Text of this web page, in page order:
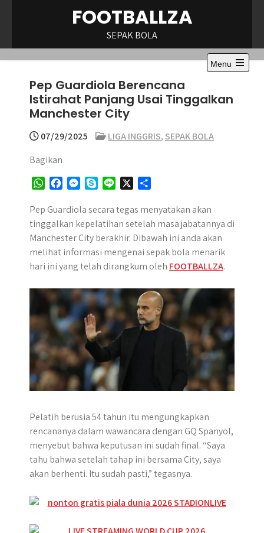
FOOTBALLZA
SEPAK BOLA
Menu
Open
menu
Pep Guardiola Berencana
Istirahat Panjang Usai Tinggalkan
Manchester City
07/29/2025 LIGA INGGRIS, SEPAK BOLA
Bagikan
W
a
t
s
A
p
c
e
b
o
M
s
s
e
n
g
r
y
p
e
n
e
a
r
e
Pep Guardiola secara tegas menyatakan akan
tinggalkan kepelatihan setelah masa jabatannya di
Manchester City berakhir. Dibawah ini anda akan
melihat informasi mengenai sepak bola menarik
hari ini yang telah dirangkum oleh FOOTBALLZA.
Pelatih berusia 54 tahun itu mengungkapkan
rencananya dalam wawancara dengan GQ Spanyol,
menyebut bahwa keputusan ini sudah final. “Saya
tahu bahwa setelah tahap ini bersama City, saya
akan berhenti. Itu sudah pasti,” tegasnya.